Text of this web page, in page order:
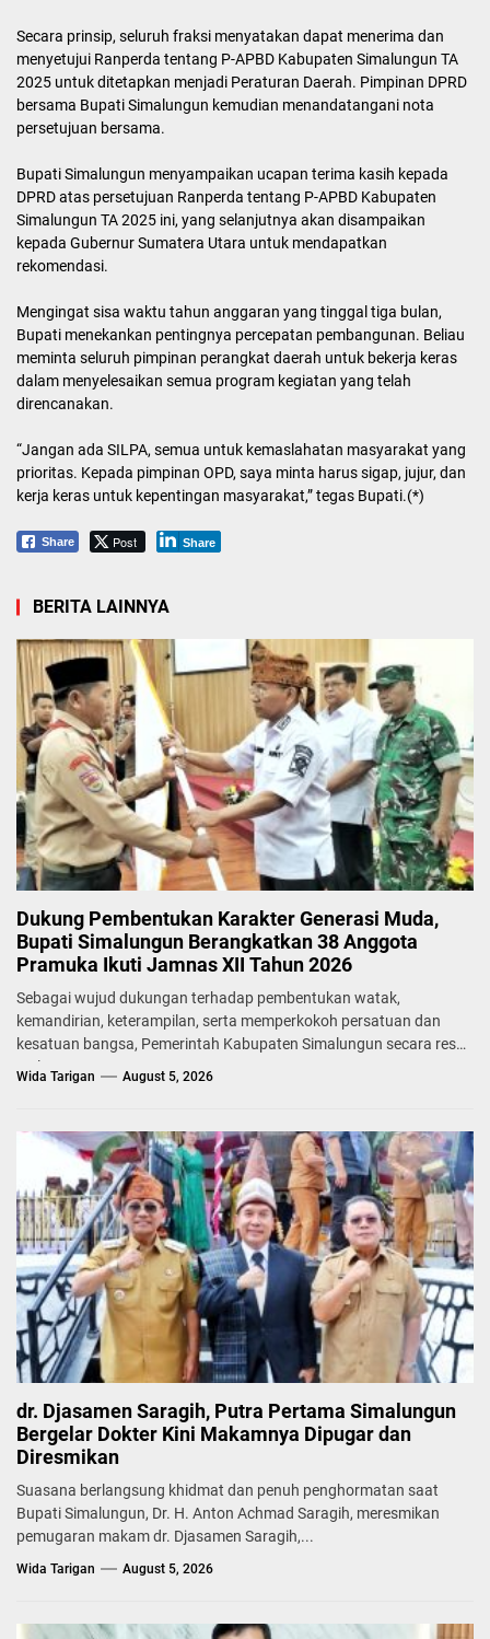
Secara prinsip, seluruh fraksi menyatakan dapat menerima dan
menyetujui Ranperda tentang P-APBD Kabupaten Simalungun TA
2025 untuk ditetapkan menjadi Peraturan Daerah. Pimpinan DPRD
bersama Bupati Simalungun kemudian menandatangani nota
persetujuan bersama.
Bupati Simalungun menyampaikan ucapan terima kasih kepada
DPRD atas persetujuan Ranperda tentang P-APBD Kabupaten
Simalungun TA 2025 ini, yang selanjutnya akan disampaikan
kepada Gubernur Sumatera Utara untuk mendapatkan
rekomendasi.
Mengingat sisa waktu tahun anggaran yang tinggal tiga bulan,
Bupati menekankan pentingnya percepatan pembangunan. Beliau
meminta seluruh pimpinan perangkat daerah untuk bekerja keras
dalam menyelesaikan semua program kegiatan yang telah
direncanakan.
“Jangan ada SILPA, semua untuk kemaslahatan masyarakat yang
prioritas. Kepada pimpinan OPD, saya minta harus sigap, jujur, dan
kerja keras untuk kepentingan masyarakat,” tegas Bupati.(*)
Share Post Share
BERITA LAINNYA
Dukung Pembentukan Karakter Generasi Muda,
Bupati Simalungun Berangkatkan 38 Anggota
Pramuka Ikuti Jamnas XII Tahun 2026
Sebagai wujud dukungan terhadap pembentukan watak,
kemandirian, keterampilan, serta memperkokoh persatuan dan
kesatuan bangsa, Pemerintah Kabupaten Simalungun secara resmi
melepas...
Wida Tarigan August 5, 2026
dr. Djasamen Saragih, Putra Pertama Simalungun
Bergelar Dokter Kini Makamnya Dipugar dan
Diresmikan
Suasana berlangsung khidmat dan penuh penghormatan saat
Bupati Simalungun, Dr. H. Anton Achmad Saragih, meresmikan
pemugaran makam dr. Djasamen Saragih,...
Wida Tarigan August 5, 2026